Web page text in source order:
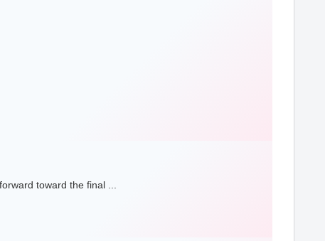
toward the final ...